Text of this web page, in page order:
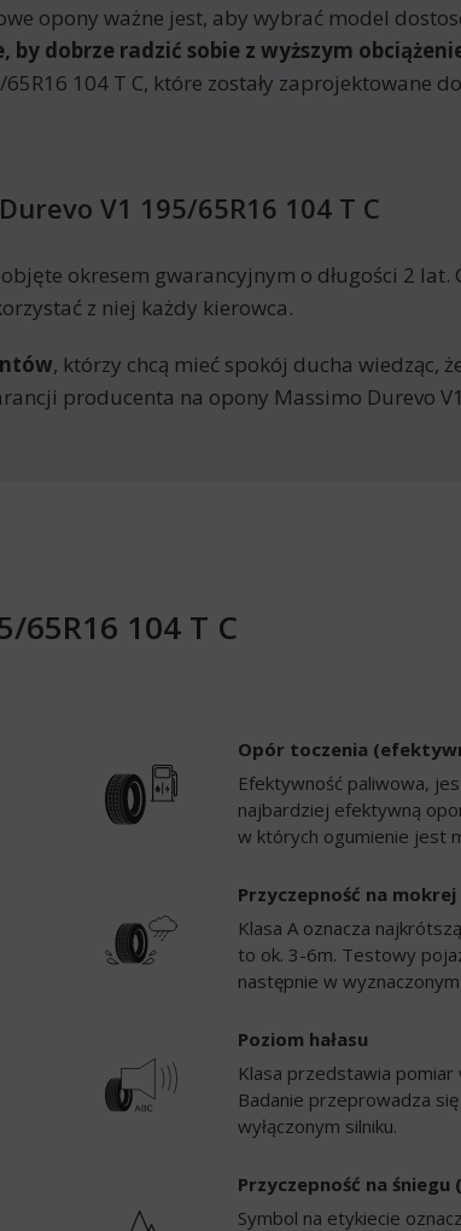
opony ważne jest, aby wybrać model
dobrze radzić sobie z wyższym
104 T C, które zostały zaprojektowane
V1 195/65R16 104 T C
okresem gwarancyjnym o długości 2
z niej każdy kierowca.
, którzy chcą mieć spokój ducha wiedząc,
producenta na opony Massimo Durevo
65R16 104 T C
Opór toczenia
Efektywność paliwowa,
najbardziej efektywną
w których ogumienie jest
Przyczepność na
Klasa A oznacza
to ok. 3-6m. Testowy
następnie w
Poziom hałasu
Klasa przedstawia pomiar
Badanie przeprowadza
wyłączonym silniku.
Przyczepność na
Symbol na etykiecie